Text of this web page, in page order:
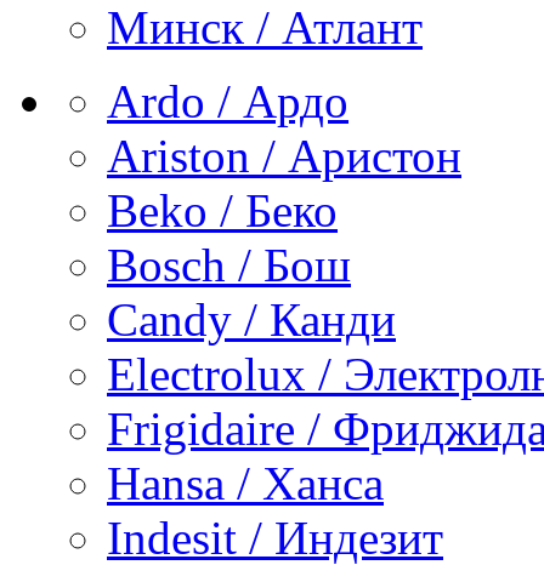
Минск / Атлант
Ardo / Ардо
Ariston / Аристон
Beko / Беко
Bosch / Бош
Candy / Канди
Electrolux /
Frigidaire /
Hansa / Ханса
Indesit / Индезит